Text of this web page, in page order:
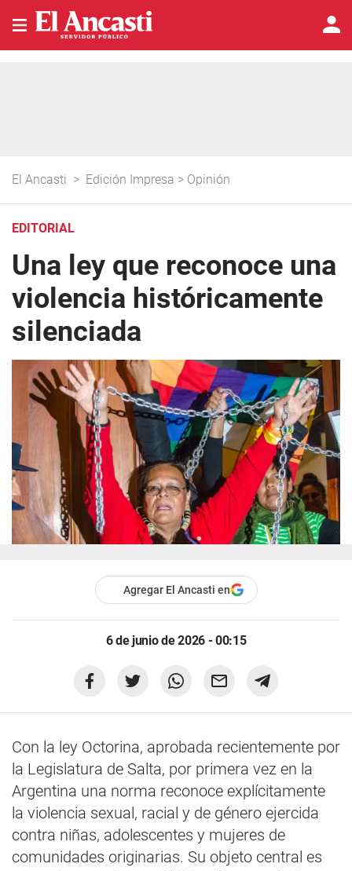
El Ancasti > Edición Impresa > Opinión
EDITORIAL
Una ley que reconoce una
violencia históricamente
silenciada
Agregar El Ancasti en
6 de junio de 2026 - 00:15
Con la ley Octorina, aprobada recientemente por
la Legislatura de Salta, por primera vez en la
Argentina una norma reconoce explícitamente
la violencia sexual, racial y de género ejercida
contra niñas, adolescentes y mujeres de
comunidades originarias. Su objeto central es